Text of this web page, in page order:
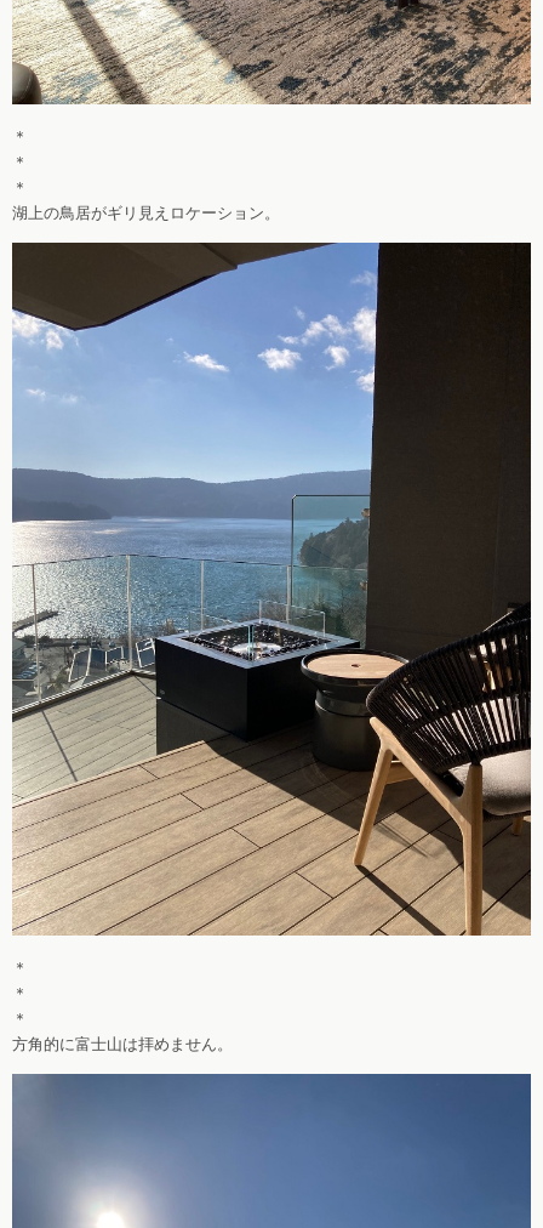
＊
＊
＊
湖上の鳥居がギリ見えロケーション。
＊
＊
＊
方角的に富士山は拝めません。